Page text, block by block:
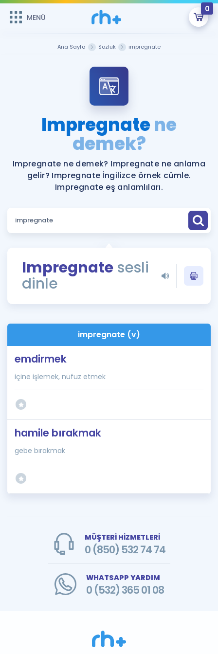
MENÜ
0
Şifremi Hatırlamıyorum
Sepetin Şu An Boş.
Remzi Hoca ile seni sınava hazırlayacak onlarca eğitim seni
bekliyor!
MENÜ
Katılımcı Görüşleri
Faydalı Araçlar
Ücretsiz Kaynaklar
Puan Hesaplama
ÖSYM Sınav Takvimi
Kampanyalar
İngilizce Gramer
İngilizce Gramer
Ana Sayfa Sözlük impregnate
Impregnatene
demek?
Impregnate ne demek? Impregnate ne anlama
gelir? Impregnate İngilizce örnek cümle.
Impregnate eş anlamlıları.
Impregnate sesli
dinle
impregnate (v)
emdirmek
içine işlemek, nüfuz etmek
hamile bırakmak
gebe bırakmak
MÜŞTERİ HİZMETLERİ
0 (850) 532 74 74
WHATSAPP YARDIM
0 (532) 365 01 08